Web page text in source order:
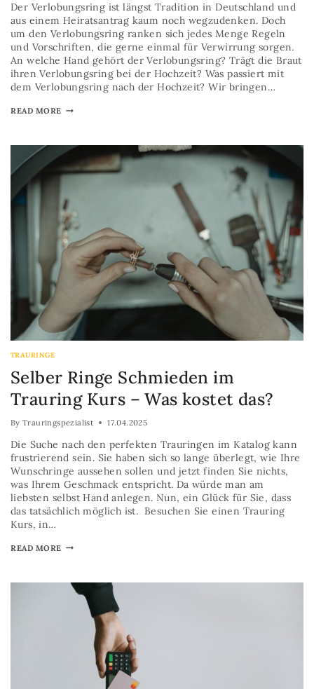
Der Verlobungsring ist längst Tradition in Deutschland und
aus einem Heiratsantrag kaum noch wegzudenken. Doch
um den Verlobungsring ranken sich jedes Menge Regeln
und Vorschriften, die gerne einmal für Verwirrung sorgen.
An welche Hand gehört der Verlobungsring? Trägt die Braut
ihren Verlobungsring bei der Hochzeit? Was passiert mit
dem Verlobungsring nach der Hochzeit? Wir bringen…
READ MORE
TRAURINGE
Selber Ringe Schmieden im
Trauring Kurs – Was kostet das?
By Trauringspezialist 17.04.2025
Die Suche nach den perfekten Trauringen im Katalog kann
frustrierend sein. Sie haben sich so lange überlegt, wie Ihre
Wunschringe aussehen sollen und jetzt finden Sie nichts,
was Ihrem Geschmack entspricht. Da würde man am
liebsten selbst Hand anlegen. Nun, ein Glück für Sie, dass
das tatsächlich möglich ist. Besuchen Sie einen Trauring
Kurs, in…
READ MORE